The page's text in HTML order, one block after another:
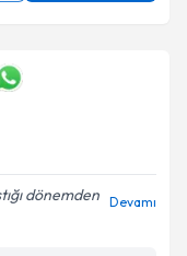
dönemden Devamı